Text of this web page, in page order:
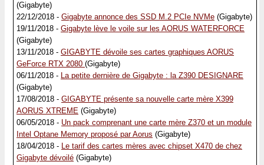
(Gigabyte)
22/12/2018 - Gigabyte annonce des SSD M.2 PCIe NVMe (Gigabyte)
19/11/2018 - Gigabyte lève le voile sur les AORUS WATERFORCE
(Gigabyte)
13/11/2018 - GIGABYTE dévoile ses cartes graphiques AORUS
GeForce RTX 2080 (Gigabyte)
06/11/2018 - La petite dernière de Gigabyte : la Z390 DESIGNARE
(Gigabyte)
17/08/2018 - GIGABYTE présente sa nouvelle carte mère X399
AORUS XTREME (Gigabyte)
06/05/2018 - Un pack comprenant une carte mère Z370 et un module
Intel Optane Memory proposé par Aorus (Gigabyte)
18/04/2018 - Le tarif des cartes mères avec chipset X470 de chez
Gigabyte dévoilé (Gigabyte)